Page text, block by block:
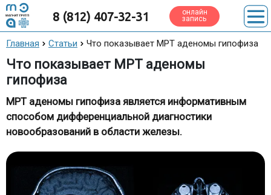
8 (812) 407-32-31 онлайн
запись
Главная Статьи Что показывает МРТ аденомы гипофиза
Что показывает МРТ аденомы
гипофиза
МРТ аденомы гипофиза является информативным
способом дифференциальной диагностики
новообразований в области железы.